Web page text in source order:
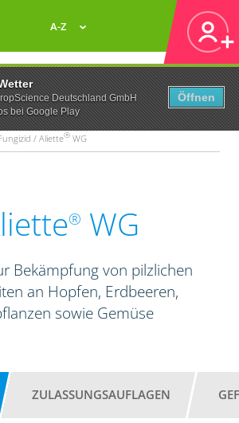
Deutschland GmbH
bei Google Play
Öffnen
A-Z
/ Aliette® WG
® WG
Bekämpfung von pilzlichen
an Hopfen, Erdbeeren,
sowie Gemüse
ZULASSUNGSAUFLAGEN